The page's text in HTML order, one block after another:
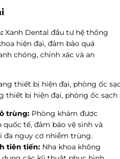
Xanh Dental đầu tư hệ thống
hiện đại, đảm bảo quá
chóng, chính xác và an
thiết bị hiện đại, phòng ốc sạch
trùng: Phòng khám được
tế, đảm bảo vệ sinh và
nguy cơ nhiễm trùng.
tiên tiến: Nha khoa không